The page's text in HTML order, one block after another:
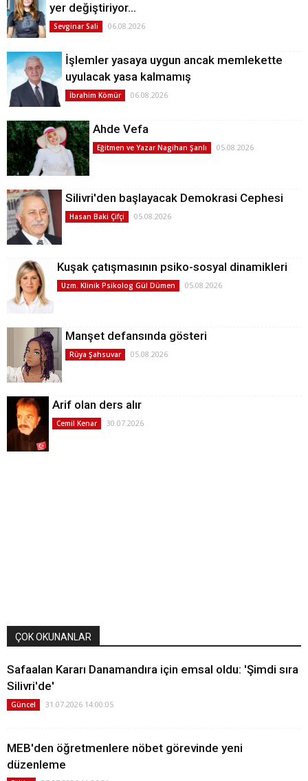
yer değiştiriyor…
Sevginar Sali 06.08.2026
İşlemler yasaya uygun ancak memlekette
uyulacak yasa kalmamış
İbrahim Kömür 06.08.2026
Ahde Vefa
Eğitmen ve Yazar Nagihan Şanlı 05.08.2026
Silivri'den başlayacak Demokrasi Cephesi
Hasan Baki Çifçi 05.08.2026
Kuşak çatışmasının psiko-sosyal dinamikleri
Uzm. Klinik Psikolog Gül Dümen 05.08.2026
Manşet defansında gösteri
Rüya Şahsuvar 05.08.2026
Arif olan ders alır
Cemil Kenar 30.07.2026
ÇOK OKUNANLAR
Safaalan Kararı Danamandıra için emsal oldu: 'Şimdi sıra
Silivri'de'
Güncel 31.07.2026 14:00:05
MEB'den öğretmenlere nöbet görevinde yeni
düzenleme